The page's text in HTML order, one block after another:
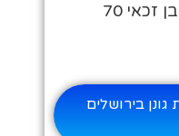
70
בירושלים